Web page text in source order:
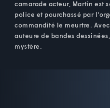
camarade acteur, Martin est
police et pourchassé par
commandité le meurtre.
auteure de bandes
mystère.